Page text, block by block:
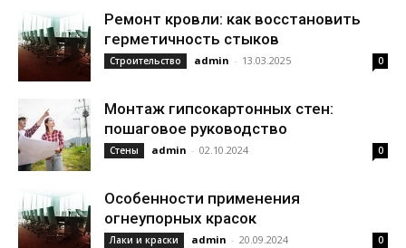
Ремонт кровли: как восстановить
герметичность стыков
Строительство admin - 13.03.2025 0
Монтаж гипсокартонных стен:
пошаговое руководство
Стены admin - 02.10.2024 0
Особенности применения
огнеупорных красок
Лаки и краски admin - 20.09.2024 0